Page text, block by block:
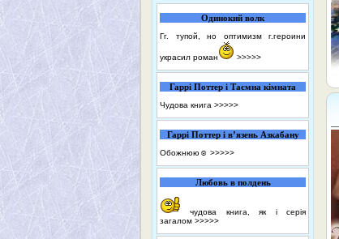
Одинокий волк
Гг. тупой, но оптимизм г.героини
украсил роман >>>>>
Гаррі Поттер і Таємна кімната
Чудова книга >>>>>
Гаррі Поттер і в’язень Азкабану
Обожнюю☺️ >>>>>
Любовь в полдень
чудова книга, як і серія
загалом >>>>>